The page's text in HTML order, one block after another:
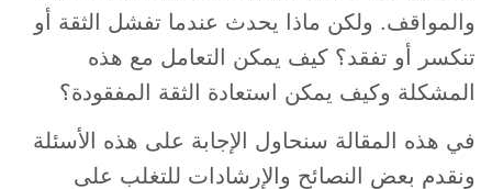
والمواقف. ولكن ماذا يحدث عندما تفشل الثقة أو
تنكسر أو تفقد؟ كيف يمكن التعامل مع هذه
المشكلة وكيف يمكن استعادة الثقة المفقودة؟
في هذه المقالة سنحاول الإجابة على هذه الأسئلة
ونقدم بعض النصائح والإرشادات للتغلب على